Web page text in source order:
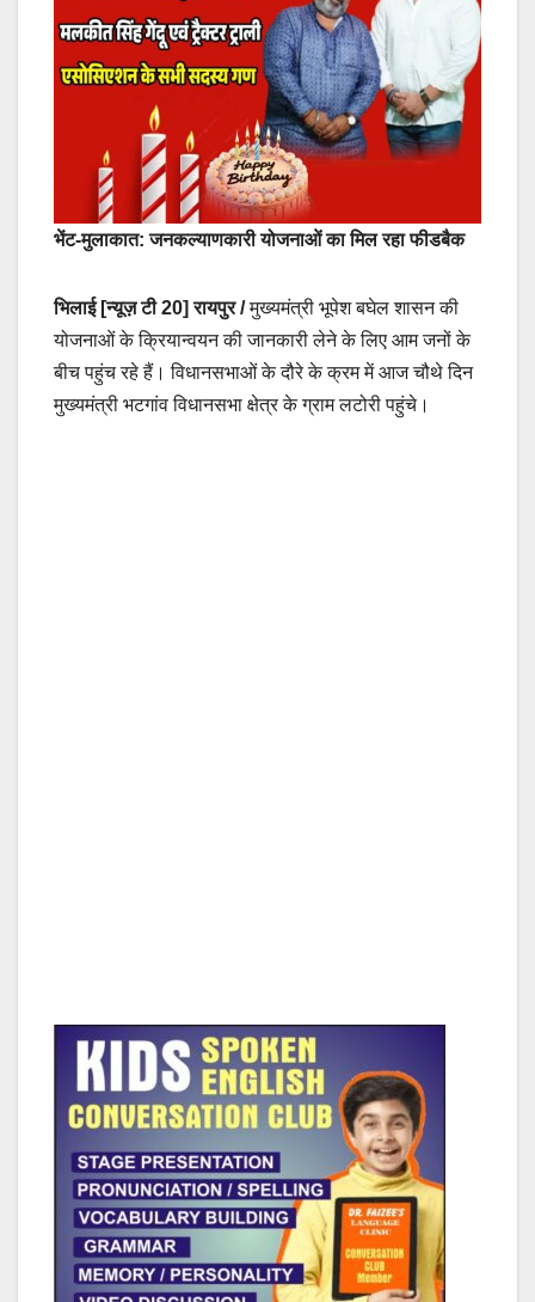
भेंट-मुलाकात: जनकल्याणकारी योजनाओं का मिल रहा फीडबैक
भिलाई [न्यूज़ टी 20] रायपुर /मुख्यमंत्री भूपेश बघेल शासन की
योजनाओं के क्रियान्वयन की जानकारी लेने के लिए आम जनों के
बीच पहुंच रहे हैं। विधानसभाओं के दौरे के क्रम में आज चौथे दिन
मुख्यमंत्री भटगांव विधानसभा क्षेत्र के ग्राम लटोरी पहुंचे।